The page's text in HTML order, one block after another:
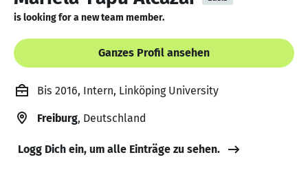
is looking for a new team member.
Ganzes Profil ansehen
Bis 2016, Intern, Linköping University
Freiburg, Deutschland
Logg Dich ein, um alle Einträge zu sehen.